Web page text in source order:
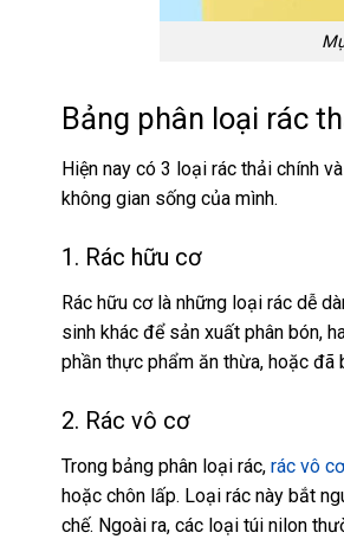
Bảng phân loại rác
Hiện nay có 3 loại rác thải chính
không gian sống của mình.
1. Rác hữu cơ
Rác hữu cơ là những loại rác dễ
sinh khác để sản xuất phân bón,
phần thực phẩm ăn thừa, hoặc đã
2. Rác vô cơ
Trong bảng phân loại rác, rác vô cơ
hoặc chôn lấp. Loại rác này bắt
chế. Ngoài ra, các loại túi nilon